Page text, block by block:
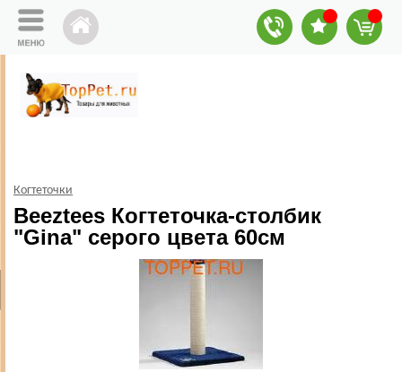
Когтеточки
Beeztees Когтеточка-столбик
"Gina" серого цвета 60см